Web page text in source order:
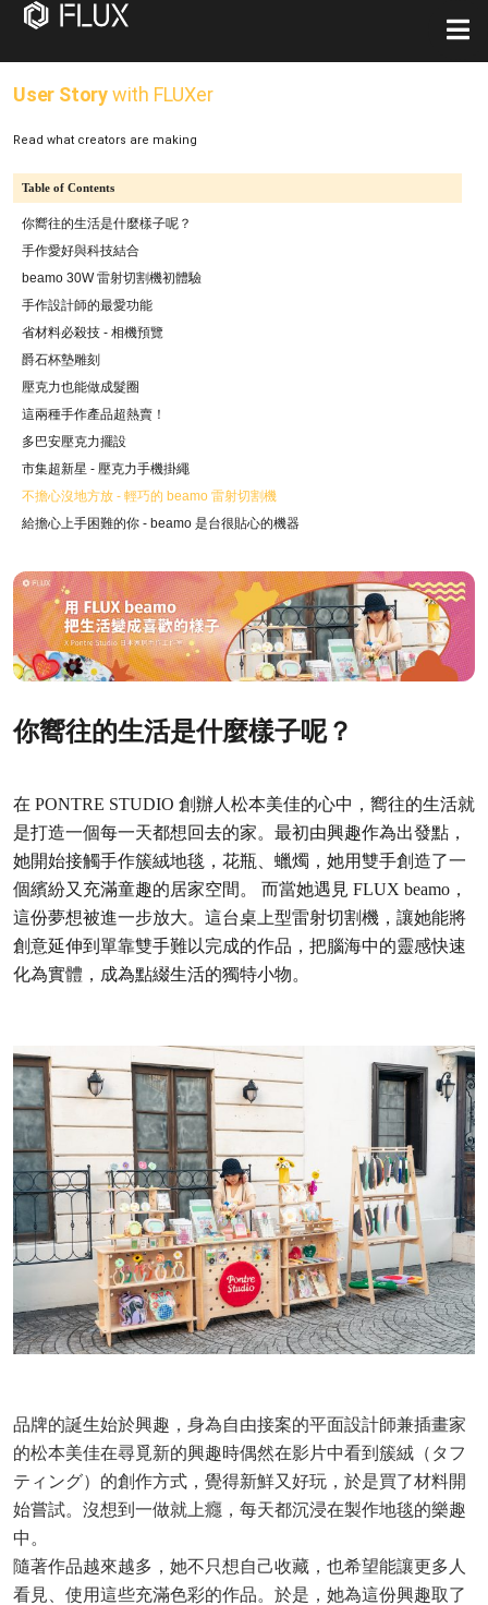
User Storywith FLUXer
Read what creators are making
Table of Contents
你嚮往的生活是什麼樣子呢？
手作愛好與科技結合
beamo 30W 雷射切割機初體驗
手作設計師的最愛功能
省材料必殺技 - 相機預覽
爵石杯墊雕刻
壓克力也能做成髮圈
這兩種手作產品超熱賣！
多巴安壓克力擺設
市集超新星 - 壓克力手機掛繩
不擔心沒地方放 - 輕巧的 beamo 雷射切割機
給擔心上手困難的你 - beamo 是台很貼心的機器
你嚮往的生活是什麼樣子呢？
在 PONTRE STUDIO 創辦人松本美佳的心中，嚮往的生活就
是打造一個每一天都想回去的家。最初由興趣作為出發點，
她開始接觸手作簇絨地毯，花瓶、蠟燭，她用雙手創造了一
個繽紛又充滿童趣的居家空間。 而當她遇見 FLUX beamo，
這份夢想被進一步放大。這台桌上型雷射切割機，讓她能將
創意延伸到單靠雙手難以完成的作品，把腦海中的靈感快速
化為實體，成為點綴生活的獨特小物。
品牌的誕生始於興趣，身為自由接案的平面設計師兼插畫家
的松本美佳在尋覓新的興趣時偶然在影片中看到簇絨（タフ
ティング）的創作方式，覺得新鮮又好玩，於是買了材料開
始嘗試。沒想到一做就上癮，每天都沉浸在製作地毯的樂趣
中。
隨著作品越來越多，她不只想自己收藏，也希望能讓更多人
看見、使用這些充滿色彩的作品。於是，她為這份興趣取了